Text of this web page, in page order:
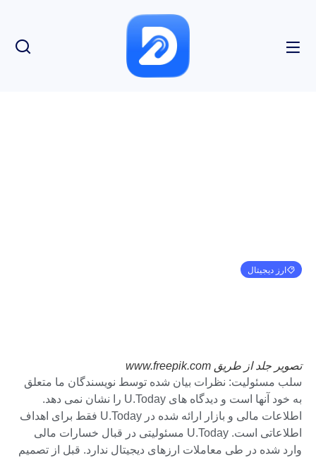
ارز دیجیتال
تصویر جلد از طریق www.freepik.com
سلب مسئولیت: نظرات بیان شده توسط نویسندگان ما متعلق
به خود آنها است و دیدگاه های U.Today را نشان نمی دهد.
اطلاعات مالی و بازار ارائه شده در U.Today فقط برای اهداف
اطلاعاتی است. U.Today مسئولیتی در قبال خسارات مالی
وارد شده در طی معاملات ارزهای دیجیتال ندارد. قبل از تصمیم